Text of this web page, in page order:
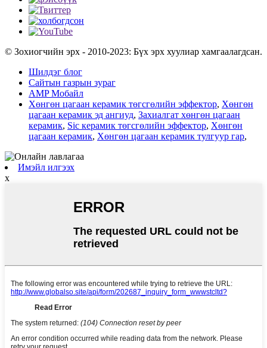
© Зохиогчийн эрх - 2010-2023: Бүх эрх хуулиар хамгаалагдсан.
Шилдэг блог
Сайтын газрын зураг
AMP Мобайл
Хөнгөн цагаан керамик төгсгөлийн эффектор, Хөнгөн
цагаан керамик эд ангиуд, Захиалгат хөнгөн цагаан
керамик, Sic керамик төгсгөлийн эффектор, Хөнгөн
цагаан керамик, Хөнгөн цагаан керамик тулгуур гар,
Имэйл илгээх
x